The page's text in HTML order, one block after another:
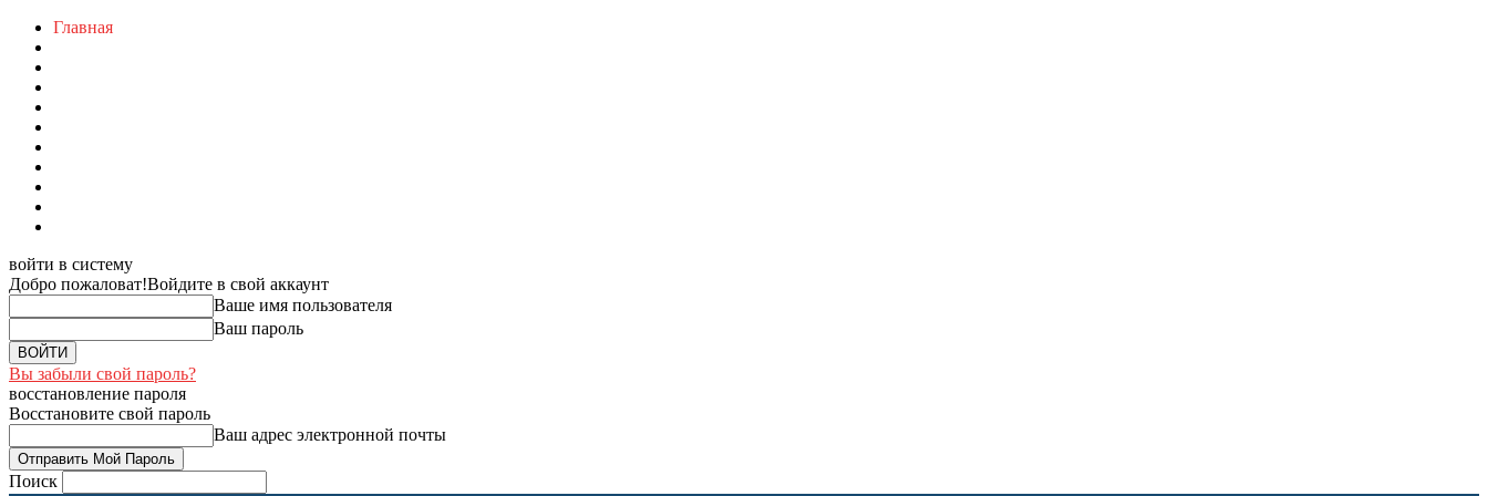
Главная
войти в систему
Добро пожаловат!Войдите в свой аккаунт
Ваше имя пользователя
Ваш пароль
Вы забыли свой пароль?
восстановление пароля
Восстановите свой пароль
Ваш адрес электронной почты
Поиск